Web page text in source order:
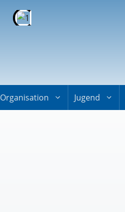
Organisation Jugend